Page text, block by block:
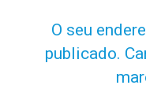
O seu
publicado.